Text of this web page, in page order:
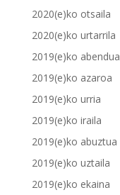
2020(e)ko otsaila
2020(e)ko urtarrila
2019(e)ko abendua
2019(e)ko azaroa
2019(e)ko urria
2019(e)ko iraila
2019(e)ko abuztua
2019(e)ko uztaila
2019(e)ko ekaina